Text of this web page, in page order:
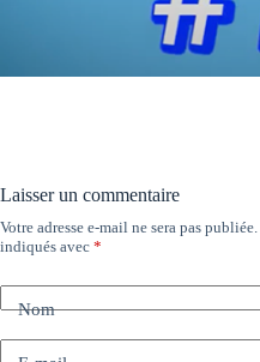
Laisser un commentaire
Votre adresse e-mail ne sera pas publiée.
indiqués avec *
Nom